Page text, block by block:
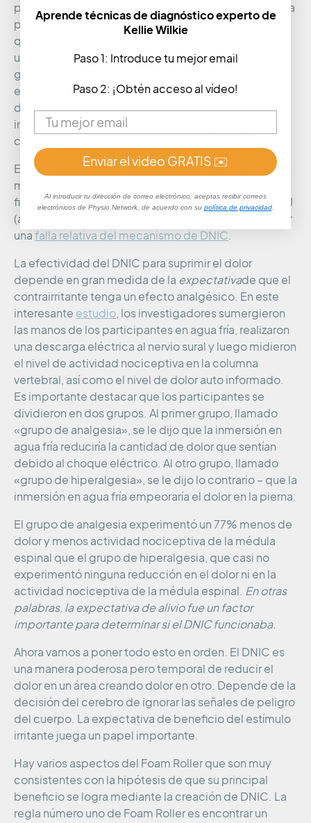
planteada por un estímulo particular. Por ejemplo, si la
periferia está comunicando información que sugiere
que hay una gran cantidad de amenaza mecánica en
un área particular, el cerebro, que tiene acceso a una
gran cantidad de información adicional sobre lo que
está sucediendo realmente en la periferia, puede
decidir que el problema no es tan serio, y por lo tanto
inhibe la transmisión de señales nociceptivas al
cerebro.
Existe una importante investigación que muestra que
muchas condiciones de dolor crónico como la
fibromialgia, el síndrome del intestino irritable y la TMJ
(articulación temporomandibular) se caracterizan por
una falla relativa del mecanismo de DNIC.
La efectividad del DNIC para suprimir el dolor
depende en gran medida de la expectativade que el
contrairritante tenga un efecto analgésico. En este
interesante estudio, los investigadores sumergieron
las manos de los participantes en agua fría, realizaron
una descarga eléctrica al nervio sural y luego midieron
el nivel de actividad nociceptiva en la columna
vertebral, así como el nivel de dolor auto informado.
Es importante destacar que los participantes se
dividieron en dos grupos. Al primer grupo, llamado
«grupo de analgesia», se le dijo que la inmersión en
agua fría reduciría la cantidad de dolor que sentían
debido al choque eléctrico. Al otro grupo, llamado
«grupo de hiperalgesia», se le dijo lo contrario – que la
inmersión en agua fría empeoraría el dolor en la pierna.
El grupo de analgesia experimentó un 77% menos de
dolor y menos actividad nociceptiva de la médula
espinal que el grupo de hiperalgesia, que casi no
experimentó ninguna reducción en el dolor ni en la
actividad nociceptiva de la médula espinal. En otras
palabras, la expectativa de alivio fue un factor
importante para determinar si el DNIC funcionaba.
Ahora vamos a poner todo esto en orden. El DNIC es
una manera poderosa pero temporal de reducir el
dolor en un área creando dolor en otro. Depende de la
decisión del cerebro de ignorar las señales de peligro
del cuerpo. La expectativa de beneficio del estímulo
irritante juega un papel importante.
Hay varios aspectos del Foam Roller que son muy
consistentes con la hipótesis de que su principal
beneficio se logra mediante la creación de DNIC. La
regla número uno de Foam Roller es encontrar un
Aprende técnicas de diagnóstico experto de
Kellie Wilkie
Paso 1: Introduce tu mejor email
Paso 2: ¡Obtén acceso al vídeo!
Enviar el video GRATIS ✉️
Al introducir tu dirección de correo electrónico, aceptas recibir correos
electrónicos de Physio Network, de acuerdo con su política de privacidad.